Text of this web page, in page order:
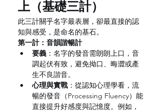
上（基礎三計）
此三計關乎名字最表層，卻最直接的認
知與感受，是命名的基石。
第一計：音韻諧暢計
要義 ：名字的發音需朗朗上口，音
調起伏有致，避免拗口、晦澀或產
生不良諧音。
心理與實戰 ：從認知心理學看，流
暢的發音（Processing Fluency）能
直接提升好感度與記憶度。例如，